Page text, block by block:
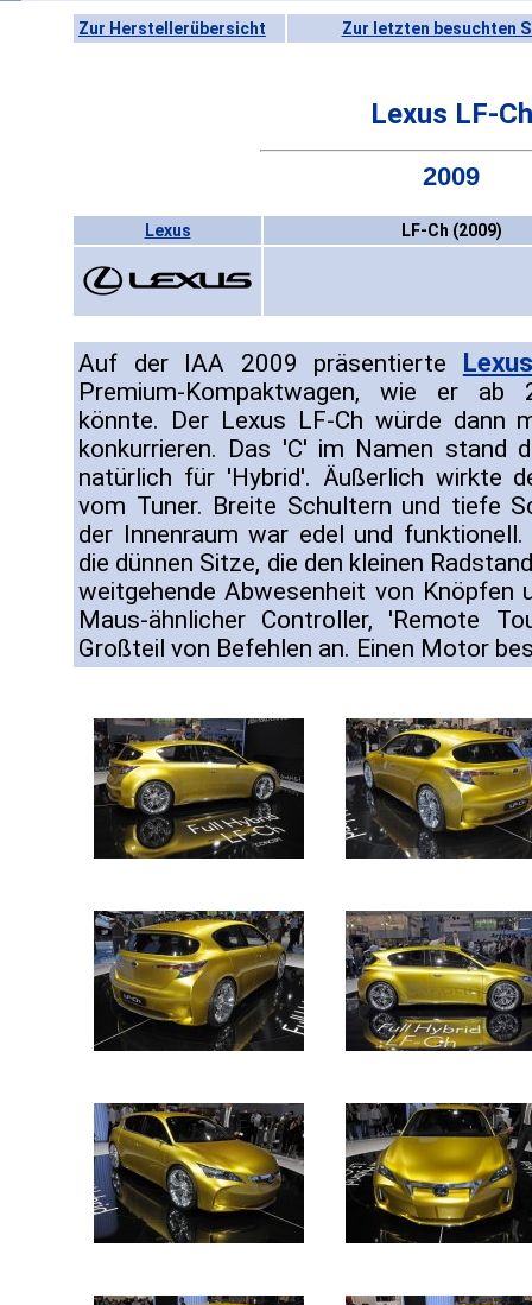
Zur Herstellerübersicht Zur letzten besuchten
Lexus LF-Ch
2009
Lexus LF-Ch (2009)
Auf der IAA 2009 präsentierte Lexus
Premium-Kompaktwagen, wie er ab
könnte. Der Lexus LF-Ch würde dann
konkurrieren. Das 'C' im Namen stand
natürlich für 'Hybrid'. Äußerlich wirkte
vom Tuner. Breite Schultern und tiefe
der Innenraum war edel und
die dünnen Sitze, die den kleinen
weitgehende Abwesenheit von Knöpfen
Maus-ähnlicher Controller, 'Remote
Großteil von Befehlen an. Einen Motor